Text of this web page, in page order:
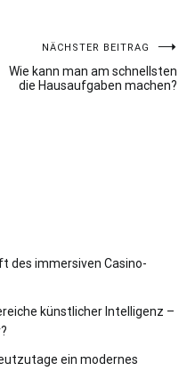
NÄCHSTER BEITRAG
Wie kann man am schnellsten
die Hausaufgaben machen?
des immersiven Casino-
künstlicher Intelligenz –
ein modernes